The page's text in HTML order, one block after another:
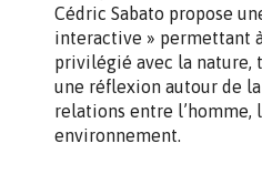
Cédric Sabato propose
interactive » permettant
privilégié avec la nature,
une réflexion autour de
relations entre l’homme,
environnement.